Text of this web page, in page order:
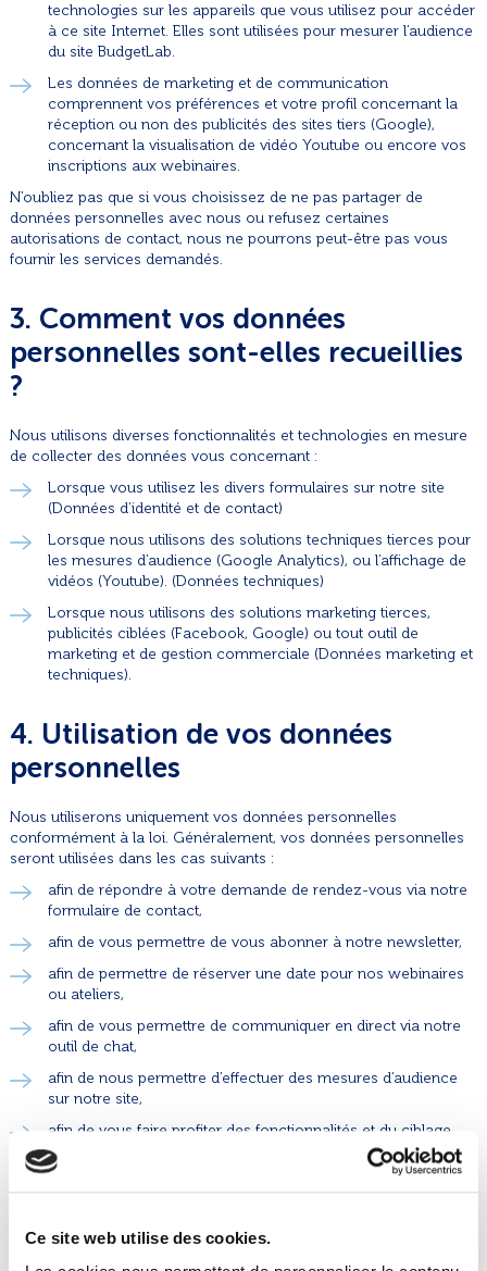
Ce site web utilise des cookies.
technologies sur les appareils que vous utilisez pour accéder
à ce site Internet. Elles sont utilisées pour mesurer l’audience
du site BudgetLab.
Les données de marketing et de communication
comprennent vos préférences et votre profil concernant la
réception ou non des publicités des sites tiers (Google),
concernant la visualisation de vidéo Youtube ou encore vos
inscriptions aux webinaires.
N’oubliez pas que si vous choisissez de ne pas partager de
données personnelles avec nous ou refusez certaines
autorisations de contact, nous ne pourrons peut-être pas vous
fournir les services demandés.
3. Comment vos données
personnelles sont-elles recueillies
?
Nous utilisons diverses fonctionnalités et technologies en mesure
de collecter des données vous concernant :
Lorsque vous utilisez les divers formulaires sur notre site
(Données d’identité et de contact)
Lorsque nous utilisons des solutions techniques tierces pour
les mesures d’audience (Google Analytics), ou l’affichage de
vidéos (Youtube). (Données techniques)
Lorsque nous utilisons des solutions marketing tierces,
publicités ciblées (Facebook, Google) ou tout outil de
marketing et de gestion commerciale (Données marketing et
techniques).
4. Utilisation de vos données
personnelles
Nous utiliserons uniquement vos données personnelles
conformément à la loi. Généralement, vos données personnelles
seront utilisées dans les cas suivants :
afin de répondre à votre demande de rendez-vous via notre
formulaire de contact,
afin de vous permettre de vous abonner à notre newsletter,
afin de permettre de réserver une date pour nos webinaires
ou ateliers,
afin de vous permettre de communiquer en direct via notre
outil de chat,
afin de nous permettre d’effectuer des mesures d’audience
sur notre site,
afin de vous faire profiter des fonctionnalités et du ciblage
publicitaire de certains grands acteurs du web (Google,
Youtube, Facebook).
5. Utilisation des cookies